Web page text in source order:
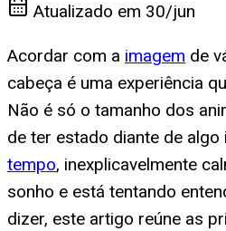
Atualizado em 30/jun
Acordar com a imagem de
cabeça é uma experiência
Não é só o tamanho dos
de ter estado diante de algo
tempo, inexplicavelmente
sonho e está tentando
dizer, este artigo reúne as